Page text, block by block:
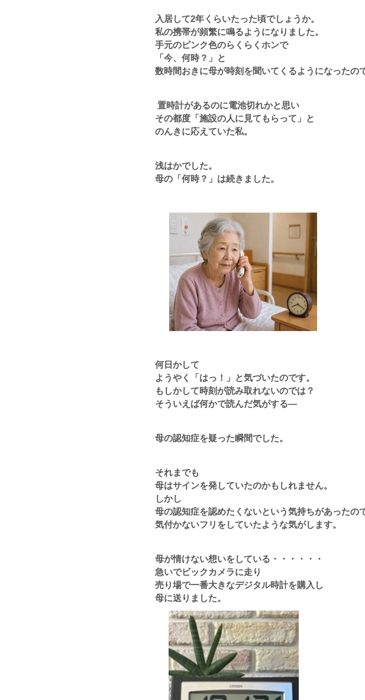
入居して2年くらいたった頃でしょうか。
私の携帯が頻繁に鳴るようになりました。
手元のピンク色のらくらくホンで
「今、何時？」と
数時間おきに母が時刻を聞いてくるようになったの
置時計があるのに電池切れかと思い
その都度「施設の人に見てもらって」
と
のんきに応えていた私。
浅はかでした。
母の「何時？」は続きました。
何日かして
ようやく「はっ！」と気づいたのです。
もしかして時刻が読み取れないのでは？
そういえば何かで読んだ気がする―
母の認知症を疑った瞬間でした。
それまでも
母はサインを発していたのかもしれません。
しかし
母の認知症を認めたくないという気持ちがあったの
気付かないフリをしていたような気がします。
母が情けない想いをしている・・・・・・
急いでビックカメラに走り
売り場で一番大きなデジタル時計を購入し
母に送りました。